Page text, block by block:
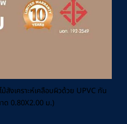
สังเคราะห์เคลือบผิวด้วย UPVC กัน
ด 0.80X2.00 ม.)